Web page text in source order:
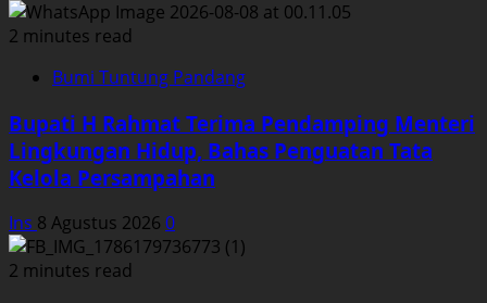
2 minutes read
Bumi Tuntung Pandang
Bupati H Rahmat Terima Pendamping Menteri
Lingkungan Hidup, Bahas Penguatan Tata
Kelola Persampahan
Ins 8 Agustus 2026 0
2 minutes read